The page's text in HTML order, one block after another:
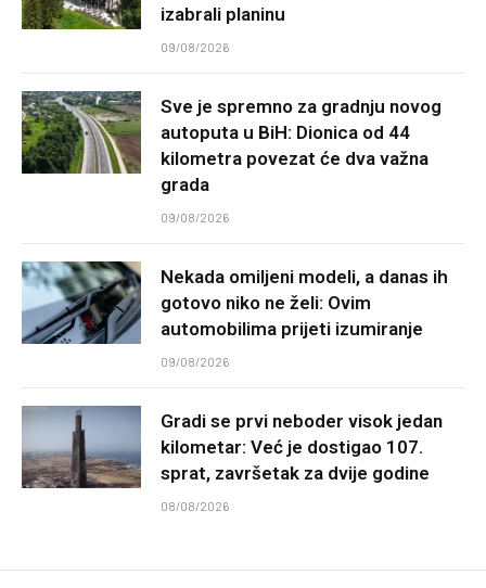
izabrali planinu
09/08/2026
Sve je spremno za gradnju novog
autoputa u BiH: Dionica od 44
kilometra povezat će dva važna
grada
09/08/2026
Nekada omiljeni modeli, a danas ih
gotovo niko ne želi: Ovim
automobilima prijeti izumiranje
09/08/2026
Gradi se prvi neboder visok jedan
kilometar: Već je dostigao 107.
sprat, završetak za dvije godine
08/08/2026